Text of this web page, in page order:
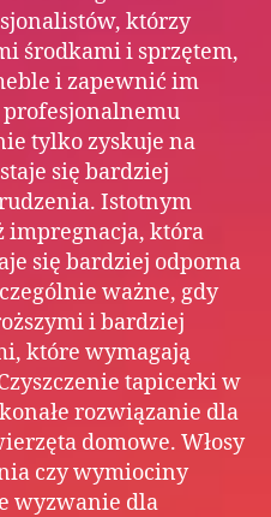
którzy
środkami i sprzętem,
i zapewnić im
profesjonalnemu
tylko zyskuje na
się bardziej
Istotnym
impregnacja, która
się bardziej odporna
ważne, gdy
i bardziej
które wymagają
tapicerki w
rozwiązanie dla
domowe. Włosy
czy wymiociny
wyzwanie dla